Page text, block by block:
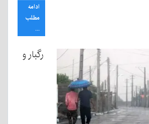
ادامه
مطلب
...
رگبار و